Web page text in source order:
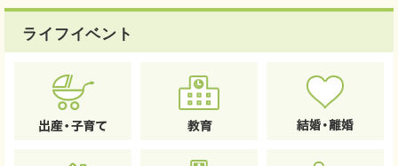
ライフイベント